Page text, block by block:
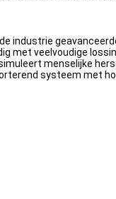
industrie
met veelvoudige
menselijke
systeem met